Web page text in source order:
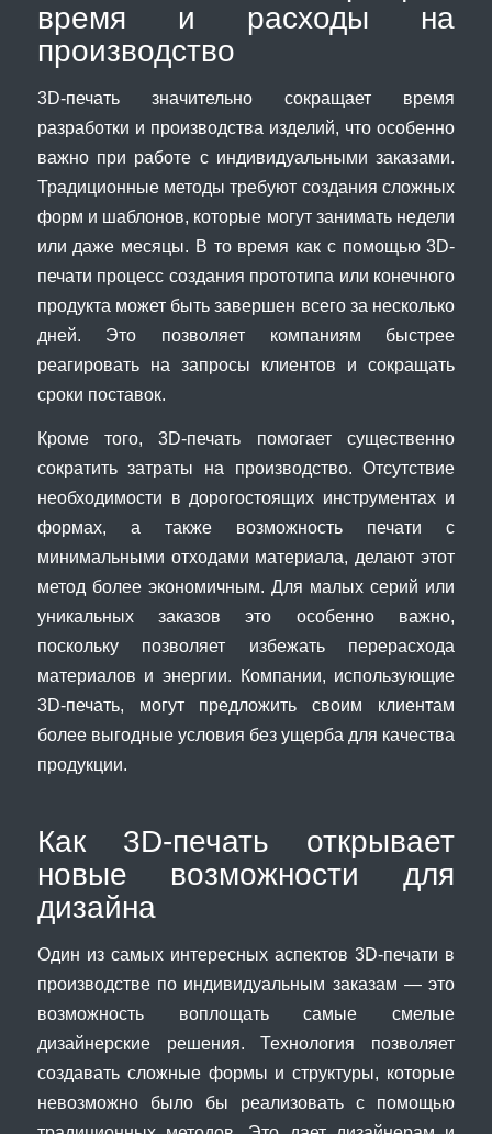
время и расходы на
производство
3D-печать значительно сокращает время
разработки и производства изделий, что особенно
важно при работе с индивидуальными заказами.
Традиционные методы требуют создания сложных
форм и шаблонов, которые могут занимать недели
или даже месяцы. В то время как с помощью 3D-
печати процесс создания прототипа или конечного
продукта может быть завершен всего за несколько
дней. Это позволяет компаниям быстрее
реагировать на запросы клиентов и сокращать
сроки поставок.
Кроме того, 3D-печать помогает существенно
сократить затраты на производство. Отсутствие
необходимости в дорогостоящих инструментах и
формах, а также возможность печати с
минимальными отходами материала, делают этот
метод более экономичным. Для малых серий или
уникальных заказов это особенно важно,
поскольку позволяет избежать перерасхода
материалов и энергии. Компании, использующие
3D-печать, могут предложить своим клиентам
более выгодные условия без ущерба для качества
продукции.
Как 3D-печать открывает
новые возможности для
дизайна
Один из самых интересных аспектов 3D-печати в
производстве по индивидуальным заказам — это
возможность воплощать самые смелые
дизайнерские решения. Технология позволяет
создавать сложные формы и структуры, которые
невозможно было бы реализовать с помощью